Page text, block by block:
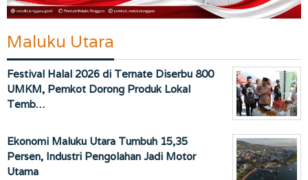
Maluku Utara
Festival Halal 2026 di Ternate Diserbu 800
UMKM, Pemkot Dorong Produk Lokal
Temb…
Ekonomi Maluku Utara Tumbuh 15,35
Persen, Industri Pengolahan Jadi Motor
Utama